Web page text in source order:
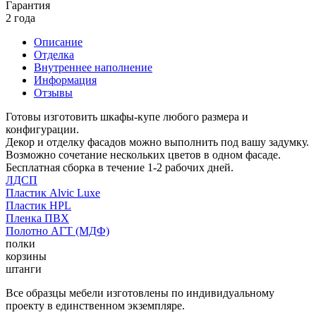
Гарантия
2 года
Описание
Отделка
Внутреннее наполнение
Информация
Отзывы
Готовы изготовить шкафы-купе любого размера и
конфигурации.
Декор и отделку фасадов можно выполнить под вашу задумку.
Возможно сочетание нескольких цветов в одном фасаде.
Бесплатная сборка в течение 1-2 рабочих дней.
ЛДСП
Пластик Alvic Luxe
Пластик HPL
Пленка ПВХ
Полотно АГТ (МДФ)
полки
корзины
штанги
Все образцы мебели изготовлены по индивидуальному
проекту в единственном экземпляре.